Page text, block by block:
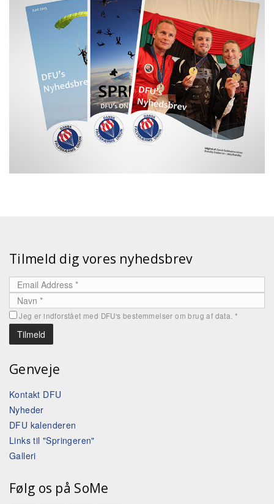
Tilmeld dig vores nyhedsbrev
Jeg er indforstået med DFU's bestemmelser om brug af data.*
Genveje
Kontakt DFU
Nyheder
DFU kalenderen
Links til "Springeren"
Galleri
Følg os på SoMe